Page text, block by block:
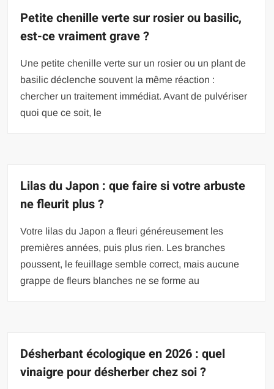
Petite chenille verte sur rosier ou basilic,
est-ce vraiment grave ?
Une petite chenille verte sur un rosier ou un plant de
basilic déclenche souvent la même réaction :
chercher un traitement immédiat. Avant de pulvériser
quoi que ce soit, le
Lilas du Japon : que faire si votre arbuste
ne fleurit plus ?
Votre lilas du Japon a fleuri généreusement les
premières années, puis plus rien. Les branches
poussent, le feuillage semble correct, mais aucune
grappe de fleurs blanches ne se forme au
Désherbant écologique en 2026 : quel
vinaigre pour désherber chez soi ?